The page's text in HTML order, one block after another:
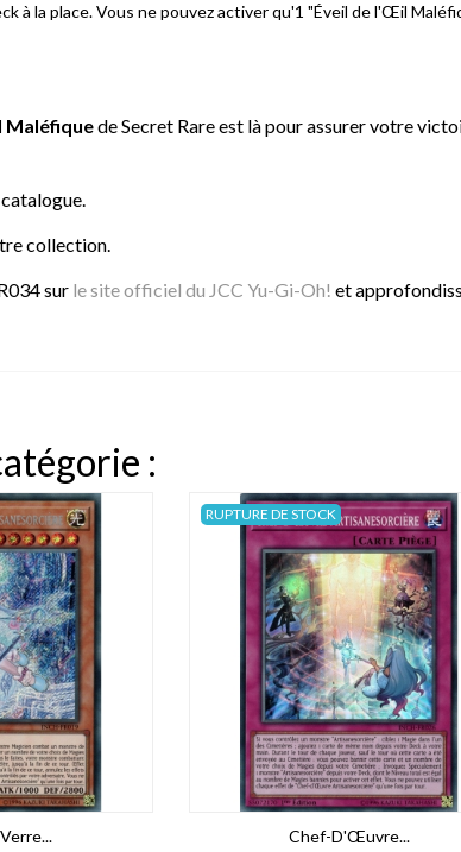
à la place. Vous ne pouvez activer qu'1 "Éveil de l'Œil
de Secret Rare est là pour assurer votre
collection.
sur le site officiel du JCC Yu-Gi-Oh! et
:
Chef-D'Œuvre...
RUPTURE DE STOCK